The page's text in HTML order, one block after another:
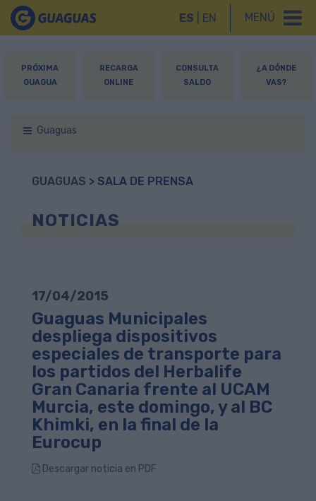
MENÚ
ES EN
PRÓXIMA
GUAGUA
RECARGA
ONLINE
CONSULTA
SALDO
¿A DÓNDE
VAS?
Guaguas
GUAGUAS > SALA DE PRENSA
NOTICIAS
17/04/2015
Guaguas Municipales
despliega dispositivos
especiales de transporte para
los partidos del Herbalife
Gran Canaria frente al UCAM
Murcia, este domingo, y al BC
Khimki, en la final de la
Eurocup
Descargar noticia en PDF